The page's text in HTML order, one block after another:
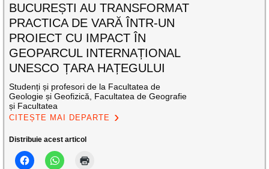
BUCUREȘTI AU TRANSFORMAT
PRACTICA DE VARĂ ÎNTR-UN
PROIECT CU IMPACT ÎN
GEOPARCUL INTERNAȚIONAL
UNESCO ȚARA HAȚEGULUI
Studenți și profesori de la Facultatea de
Geologie și Geofizică, Facultatea de Geografie
și Facultatea
CITEȘTE MAI DEPARTE
Distribuie acest articol